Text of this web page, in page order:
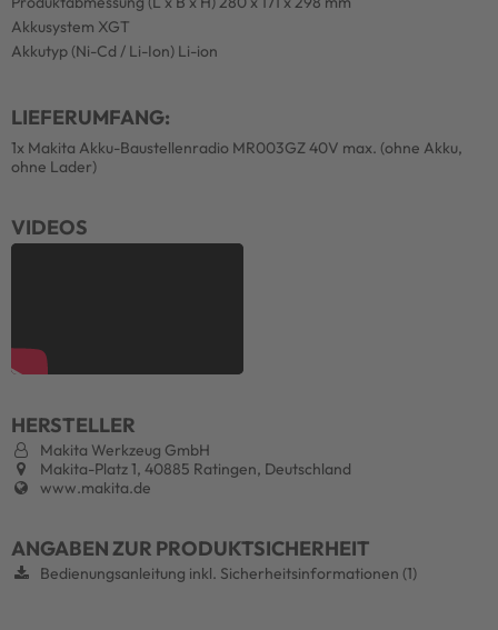
Akkusystem XGT
Akkutyp (Ni-Cd / Li-Ion) Li-ion
LIEFERUMFANG:
1x Makita Akku-Baustellenradio MR003GZ 40V max. (ohne Akku,
ohne Lader)
VIDEOS
HERSTELLER
Makita Werkzeug GmbH
Makita-Platz 1, 40885 Ratingen, Deutschland
www.makita.de
ANGABEN ZUR PRODUKTSICHERHEIT
Bedienungsanleitung inkl. Sicherheitsinformationen (1)